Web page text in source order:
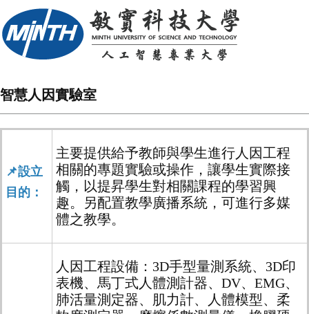
智慧人因實驗室
📌設立
目的：
主要提供給予教師與學生進行人因工程
相關的專題實驗或操作， 讓學生實際接
觸，以提昇學生對相關課程的學習興
趣。
另配置教學廣播系統，可進行多媒
體之教學。
人因工程設備： 3D手型量測系統、3D印
表機、馬丁式人體測計器、DV、EMG、
肺活量測定器、肌力計、人體模型、柔